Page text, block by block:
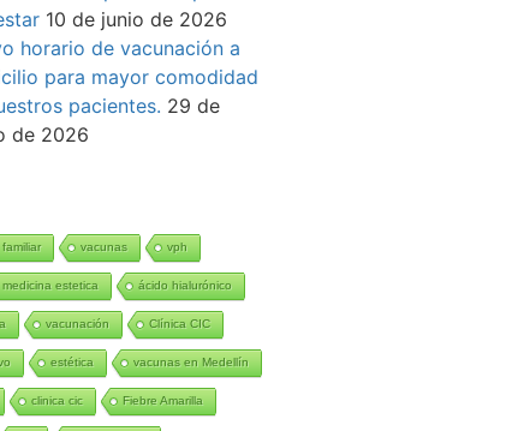
10 de junio de 2026
horario de vacunación a
para mayor comodidad
pacientes. 29 de
de 2026
vacunas vph
medicina estetica ácido hialurónico
vacunación Clínica CIC
estética vacunas en Medellín
clinica cic Fiebre Amarilla